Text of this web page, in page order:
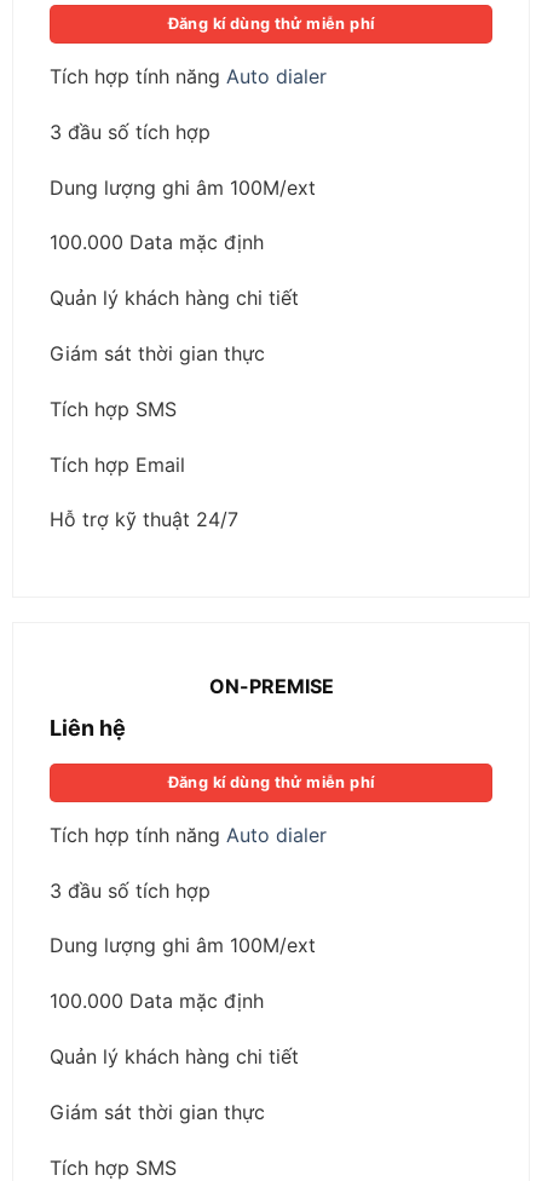
Đăng kí dùng thử miễn phí
Tích hợp tính năng Auto dialer
3 đầu số tích hợp
Dung lượng ghi âm 100M/ext
100.000 Data mặc định
Quản lý khách hàng chi tiết
Giám sát thời gian thực
Tích hợp SMS
Tích hợp Email
Hỗ trợ kỹ thuật 24/7
ON-PREMISE
Liên hệ
Đăng kí dùng thử miễn phí
Tích hợp tính năng Auto dialer
3 đầu số tích hợp
Dung lượng ghi âm 100M/ext
100.000 Data mặc định
Quản lý khách hàng chi tiết
Giám sát thời gian thực
Tích hợp SMS